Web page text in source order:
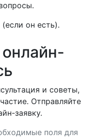
он есть).
и советы,
Отправляйте
заявку.
поля для